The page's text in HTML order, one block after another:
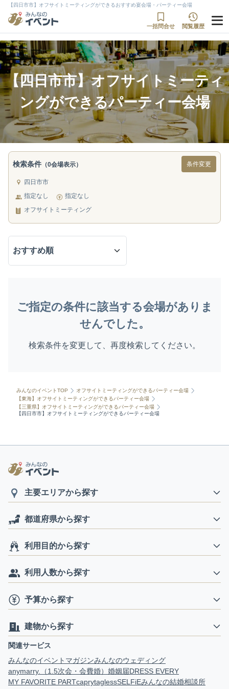
【四日市市】オフサイトミーティングができるおすすめ宴会場・パーティー会場
一括問合せ 閲覧履歴
【四日市市】オフサイトミーティ
ングができるパーティー会場
検索条件 （0会場表示） 条件変更
四日市市
指定なし
指定なし
オフサイトミーティング
ご指定の条件に該当する会場がありま
せんでした。
検索条件を変更して、再度検索してください。
みんなのイベントTOP
オフサイトミーティングができるパーティー会場
【東海】オフサイトミーティングができるパーティー会場
【三重県】オフサイトミーティングができるパーティー会場
【四日市市】オフサイトミーティングができるパーティー会場
主要エリアから探す
都道府県から探す
利用目的から探す
利用人数から探す
予算から探す
建物から探す
関連サービス
みんなのイベントマガジンみんなのウェディング
anymarry.（1.5次会・会費婚） 婚姻届DRESS EVERY
MY FAVORITE PARTcaprytaglessSELFiEみんなの結婚相談所